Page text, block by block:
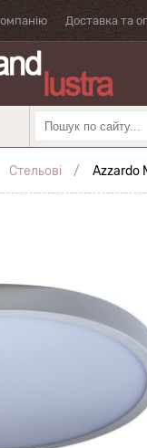
Доставка та
Стельові Azzardo